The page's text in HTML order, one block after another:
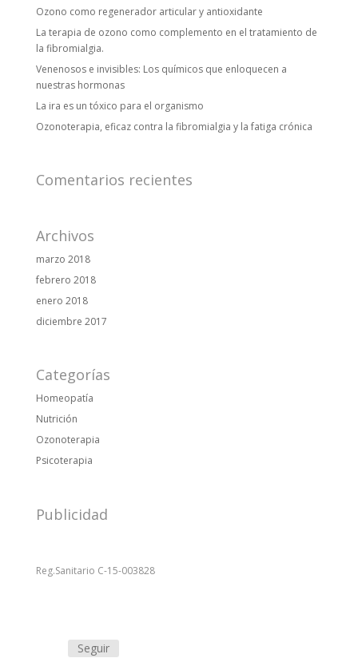
Ozono como regenerador articular y antioxidante
La terapia de ozono como complemento en el tratamiento de
la fibromialgia.
Venenosos e invisibles: Los químicos que enloquecen a
nuestras hormonas
La ira es un tóxico para el organismo
Ozonoterapia, eficaz contra la fibromialgia y la fatiga crónica
Comentarios recientes
Archivos
marzo 2018
febrero 2018
enero 2018
diciembre 2017
Categorías
Homeopatía
Nutrición
Ozonoterapia
Psicoterapia
Publicidad
Reg.Sanitario C-15-003828
Seguir